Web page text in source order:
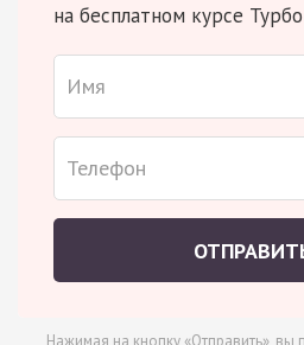
на бесплатном курсе
Нажимая на кнопку «Отправить», вы